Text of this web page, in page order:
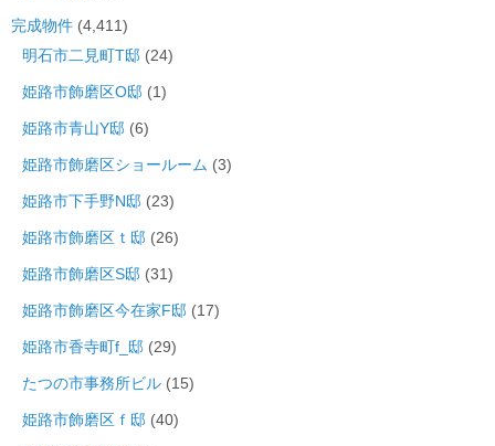
完成物件 (4,411)
明石市二見町T邸 (24)
姫路市飾磨区O邸 (1)
姫路市青山Y邸 (6)
姫路市飾磨区ショールーム (3)
姫路市下手野N邸 (23)
姫路市飾磨区ｔ邸 (26)
姫路市飾磨区S邸 (31)
姫路市飾磨区今在家F邸 (17)
姫路市香寺町f_邸 (29)
たつの市事務所ビル (15)
姫路市飾磨区ｆ邸 (40)